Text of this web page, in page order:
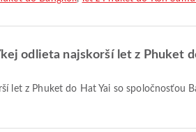
odlieta najskorší let z Phuket